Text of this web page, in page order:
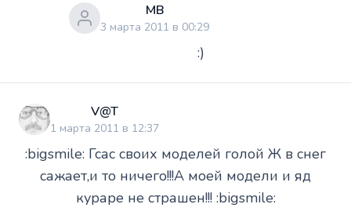
МВ
3 марта 2011 в 00:29
:)
V@T
1 марта 2011 в 12:37
:bigsmile: Гсас своих моделей голой Ж в снег
сажает,и то ничего!!!А моей модели и яд
кураре не страшен!!! :bigsmile: